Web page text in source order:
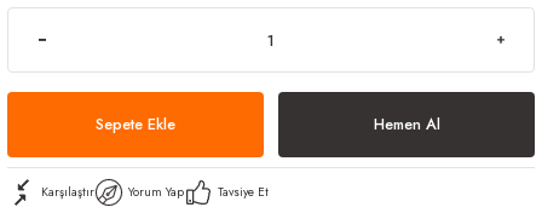
Sepete Ekle Hemen Al
Karşılaştır Yorum Yap Tavsiye Et